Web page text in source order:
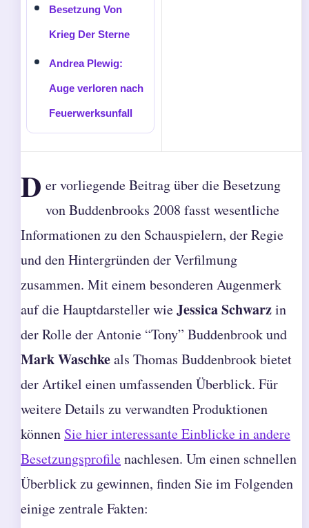
Besetzung Von
Krieg Der Sterne
Andrea Plewig:
Auge verloren nach
Feuerwerksunfall
D er vorliegende Beitrag über die Besetzung
von Buddenbrooks 2008 fasst wesentliche
Informationen zu den Schauspielern, der Regie
und den Hintergründen der Verfilmung
zusammen. Mit einem besonderen Augenmerk
auf die Hauptdarsteller wieJessica Schwarzin
der Rolle der Antonie “Tony” Buddenbrook und
Mark Waschkeals Thomas Buddenbrook bietet
der Artikel einen umfassenden Überblick. Für
weitere Details zu verwandten Produktionen
können Sie hier interessante Einblicke in andere
Besetzungsprofilenachlesen. Um einen schnellen
Überblick zu gewinnen, finden Sie im Folgenden
einige zentrale Fakten: